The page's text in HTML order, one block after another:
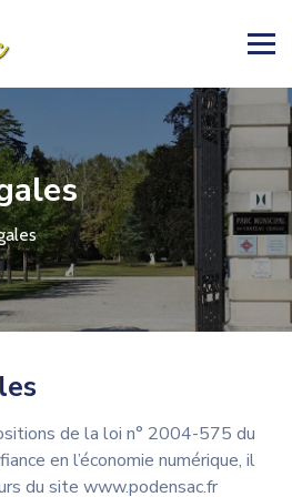
de la loi n° 2004-575 du
en l’économie numérique, il
du site www.podensac.fr